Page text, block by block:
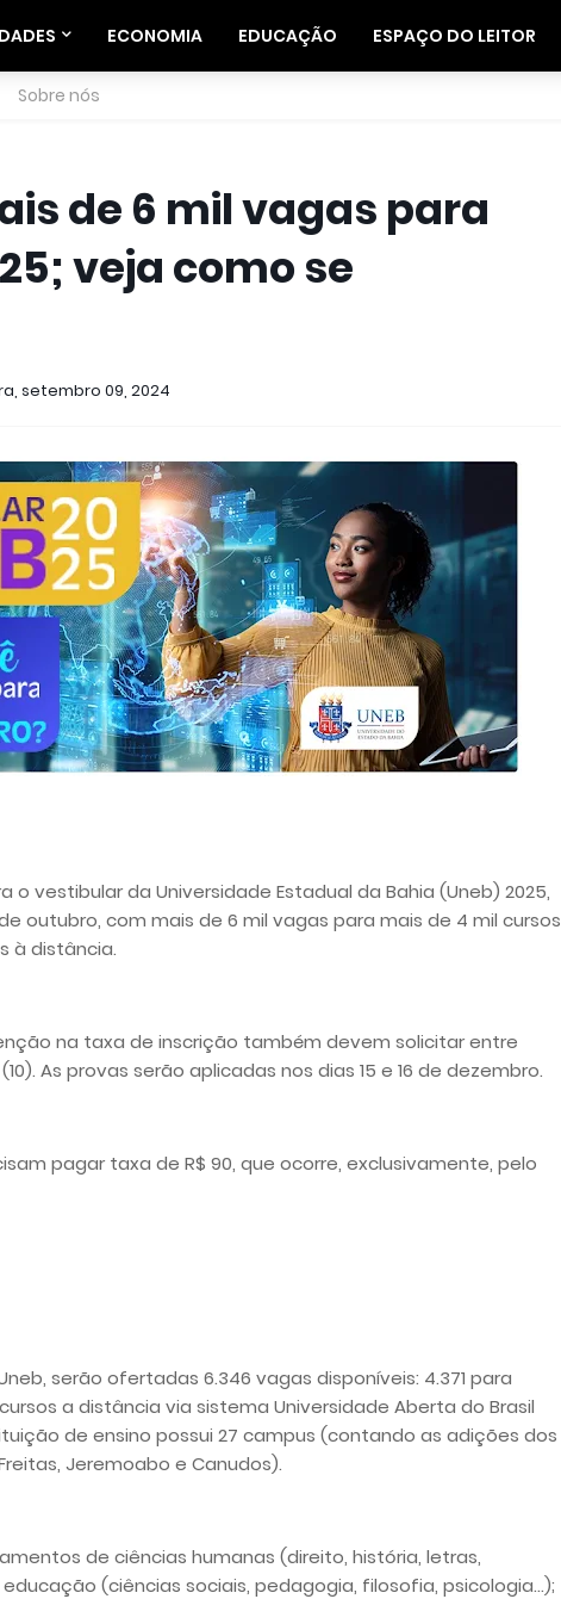
ECONOMIA EDUCAÇÃO ESPAÇO DO LEITOR
Sobre nós
de 6 mil vagas para
veja como se
setembro 09, 2024
o vestibular da Universidade Estadual da Bahia (Uneb) 2025,
outubro, com mais de 6 mil vagas para mais de 4 mil cursos
à distância.
na taxa de inscrição também devem solicitar entre
As provas serão aplicadas nos dias 15 e 16 de dezembro.
pagar taxa de R$ 90, que ocorre, exclusivamente, pelo
serão ofertadas 6.346 vagas disponíveis: 4.371 para
a distância via sistema Universidade Aberta do Brasil
de ensino possui 27 campus (contando as adições dos
Jeremoabo e Canudos).
de ciências humanas (direito, história, letras,
(ciências sociais, pedagogia, filosofia, psicologia…);